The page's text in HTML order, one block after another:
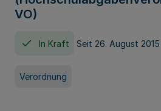
VO)
In Kraft Seit 26. August 2015
Verordnung